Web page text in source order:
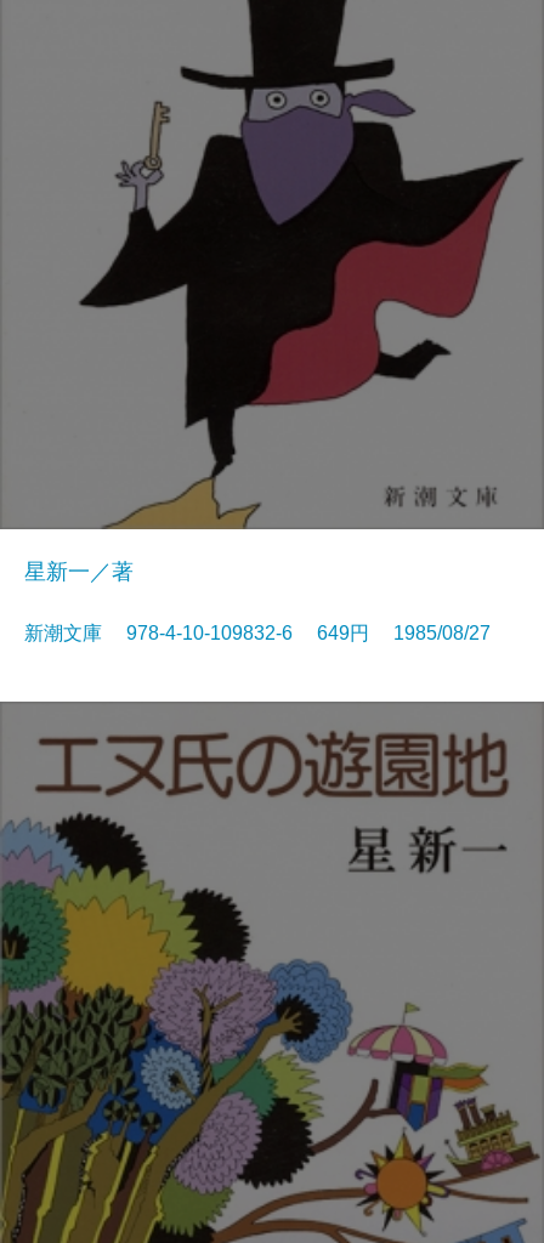
星新一／著
新潮文庫 978-4-10-109832-6 649円 1985/08/27